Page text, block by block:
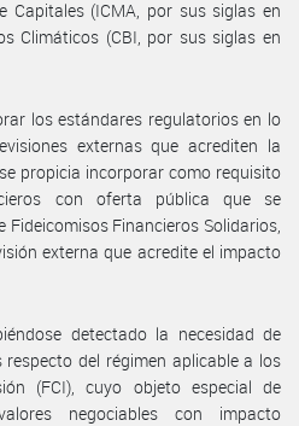
Capitales (ICMA, por sus siglas en
Climáticos (CBI, por sus siglas en
los estándares regulatorios en lo
externas que acrediten la
propicia incorporar como requisito
con oferta pública que se
Financieros Solidarios,
externa que acredite el impacto
detectado la necesidad de
del régimen aplicable a los
(FCI), cuyo objeto especial de
negociables con impacto